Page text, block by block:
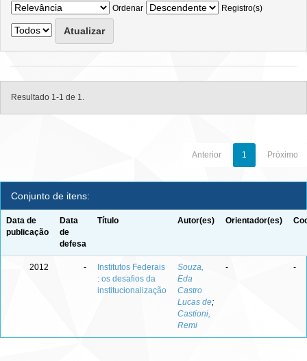
Ordenar
Registro(s)
Resultado 1-1 de 1.
Anterior 1 Próximo
Conjunto de itens:
Data de
publicação
Data
de
defesa
Título Autor(es) Orientador(es)
2012 -
Institutos Federais
: os desafios da
institucionalização
Souza,
Eda
Castro
Lucas de;
Castioni,
Remi
- -